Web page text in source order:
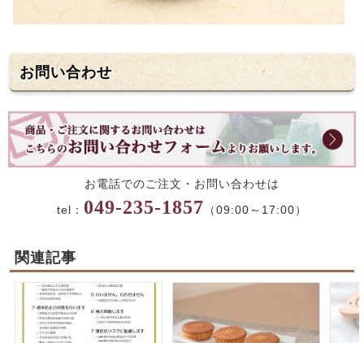
お問い合わせ
お電話でのご注文・お問い合わせは
tel： 049-235-1857 （09:00～17:00）
関連記事